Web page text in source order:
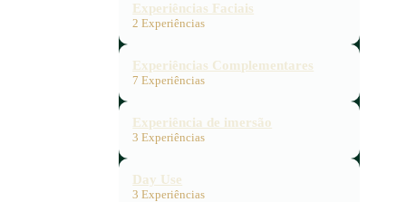
Experiências Faciais
2 Experiências
Experiências Complementares
7 Experiências
Experiência de imersão
3 Experiências
Day Use
3 Experiências